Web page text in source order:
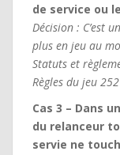
de service ou
Décision : C’est
plus en jeu au
Statuts et
Règles du jeu
Cas 3 – Dans
du relanceur
servie ne